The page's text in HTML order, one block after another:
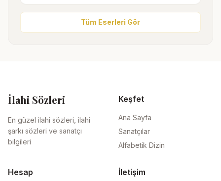
Tüm Eserleri Gör
İlahi Sözleri
En güzel ilahi sözleri, ilahi
şarkı sözleri ve sanatçı
bilgileri
Keşfet
Ana Sayfa
Sanatçılar
Alfabetik Dizin
Hesap İletişim